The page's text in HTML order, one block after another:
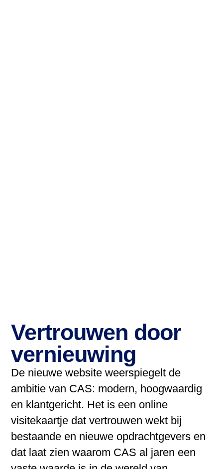
Vertrouwen door
vernieuwing
De nieuwe website weerspiegelt de
ambitie van CAS: modern, hoogwaardig
en klantgericht. Het is een online
visitekaartje dat vertrouwen wekt bij
bestaande en nieuwe opdrachtgevers en
dat laat zien waarom CAS al jaren een